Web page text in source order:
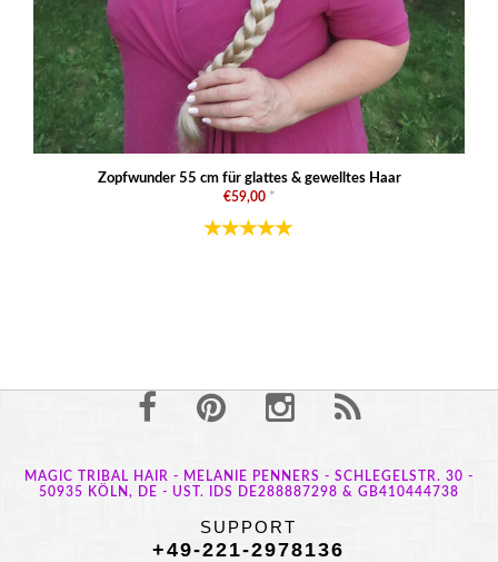
Zopfwunder 55 cm für glattes & gewelltes Haar
€59,00 *
MAGIC TRIBAL HAIR - MELANIE PENNERS - SCHLEGELSTR. 30 -
50935 KÖLN, DE - UST. IDS DE288887298 & GB410444738
SUPPORT
+49-221-2978136